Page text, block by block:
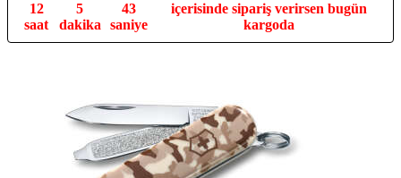
12
saat
5
dakika
42
saniye
içerisinde sipariş verirsen bugün
kargoda